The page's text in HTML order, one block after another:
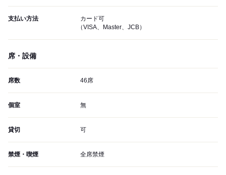
支払い方法
カード可
（VISA、Master、JCB）
席・設備
席数 46席
個室 無
貸切 可
禁煙・喫煙 全席禁煙